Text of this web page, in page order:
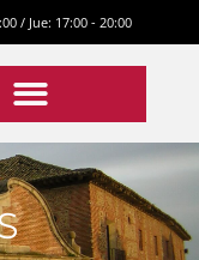
/ Jue: 17:00 - 20:00